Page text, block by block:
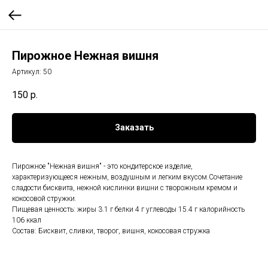
Пирожное Нежная вишня
Артикул: 50
150 р.
Заказать
Пирожное "Нежная вишня" - это кондитерское изделие,
характеризующееся нежным, воздушным и легким вкусом.Сочетание
сладости бисквита, нежной кислинки вишни c творожным кремом и
кокосовой стружки.
Пищевая ценность: жиры 3.1 г белки 4 г углеводы 15.4 г калорийность
106 ккал
Состав: Бисквит, сливки, творог, вишня, кокосовая стружка